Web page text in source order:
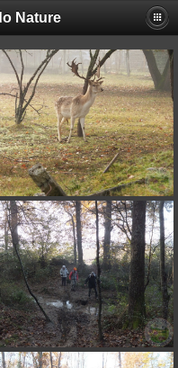
Nature